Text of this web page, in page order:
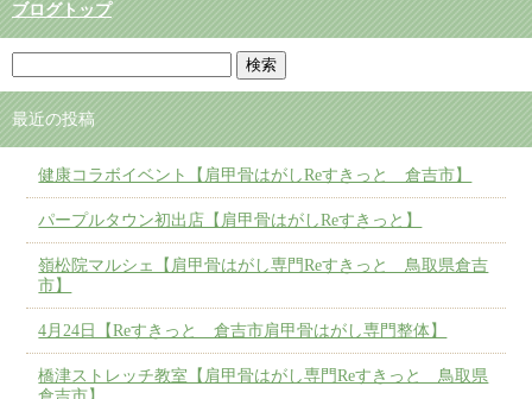
ブログトップ
最近の投稿
健康コラボイベント【肩甲骨はがしReすきっと 倉吉市】
パープルタウン初出店【肩甲骨はがしReすきっと】
嶺松院マルシェ【肩甲骨はがし専門Reすきっと 鳥取県倉吉
市】
4月24日【Reすきっと 倉吉市肩甲骨はがし専門整体】
橋津ストレッチ教室【肩甲骨はがし専門Reすきっと 鳥取県